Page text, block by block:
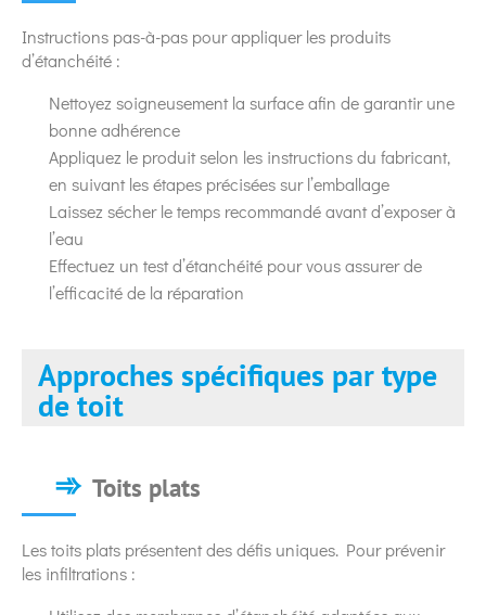
Instructions pas-à-pas pour appliquer les produits
d’étanchéité :
Nettoyez soigneusement la surface afin de garantir une
bonne adhérence
Appliquez le produit selon les instructions du fabricant,
en suivant les étapes précisées sur l’emballage
Laissez sécher le temps recommandé avant d’exposer à
l’eau
Effectuez un test d’étanchéité pour vous assurer de
l’efficacité de la réparation
Approches spécifiques par type
de toit
Toits plats
Les toits plats présentent des défis uniques. Pour prévenir
les infiltrations :